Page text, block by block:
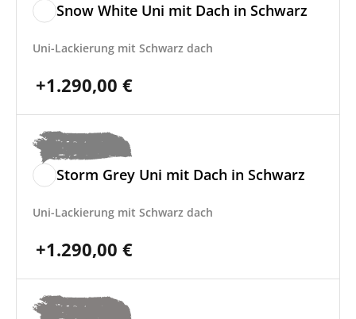
Snow White Uni mit Dach in Schwarz
Uni-Lackierung mit Schwarz dach
+1.290,00 €
Storm Grey Uni mit Dach in Schwarz
Uni-Lackierung mit Schwarz dach
+1.290,00 €